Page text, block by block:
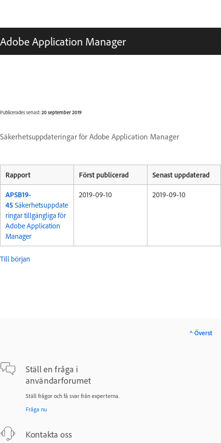
Adobe Application Manager
Publicerades senast:20 september 2019
Säkerhetsuppdateringar för Adobe Application Manager
Rapport Först publicerad Senast uppdaterad
APSB19-
45 Säkerhetsuppdate
ringar tillgängliga för
Adobe Application
Manager
2019-09-10 2019-09-10
Till början
Ställ en fråga i
användarforumet
Ställ frågor och få svar från experterna.
Fråga nu
Kontakta oss
^ Överst